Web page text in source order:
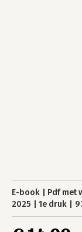
E-book Pdf met
2025
1e druk